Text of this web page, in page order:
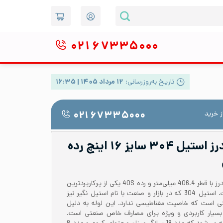
۰۲۱ ۶۷۳۳۵۰۰۰
تاریخ به‌روزرسانی: ۱۲ مرداد ۱۴۰۵ | ۱۶:۳۵
خرید ۰۲۱ ۶۷۳۳۵۰۰۰
لوله صنعتی بدون درز استیل ۳۰۴ سایز ۱۶ اینچ رده
لوله استیل 304 یا 1.4301 بدون درز با قطر 406.4 میلی‌متر و رده 40S یکی از پرکاربردترین
لوله‌ها برای مصارف صنعتی است. استیل 304 که در بازار و صنعت با نام استیل نگیر نیز
است که خاصیت مغناطیسی ندارد. این لوله به دلیل
کاربردی و ویژه برای مصارف خاص صنعتی است.